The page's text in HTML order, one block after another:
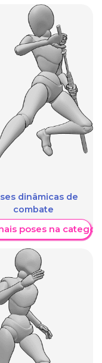
dinâmicas de
combate
poses na